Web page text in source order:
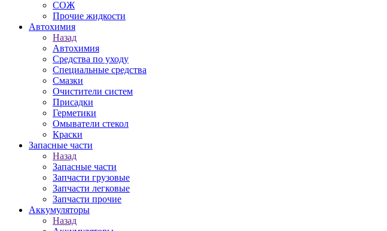
СОЖ
Прочие жидкости
Автохимия
Назад
Автохимия
Средства по уходу
Специальные средства
Смазки
Очистители систем
Присадки
Герметики
Омыватели стекол
Краски
Запасные части
Назад
Запасные части
Запчасти грузовые
Запчасти легковые
Запчасти прочие
Аккумуляторы
Назад